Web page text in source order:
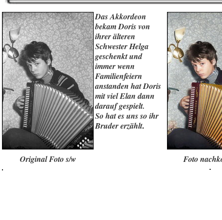
Original Foto s/w
Das Akkordeon
bekam Doris von
ihrer älteren
Schwester Helga
geschenkt und
immer wenn
Familienfeiern
anstanden hat Doris
mit viel Elan dann
darauf gespielt.
So hat es uns so ihr
Bruder erzählt.
Foto